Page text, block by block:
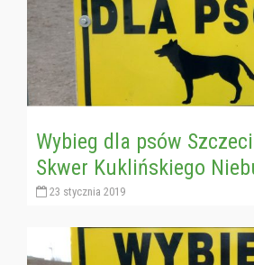
Wybieg dla psów
Skwer Kuklińskiego
23 stycznia 2019